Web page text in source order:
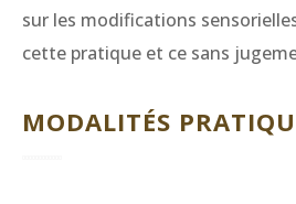
sur les modifications
cette pratique et ce sans
MODALITÉS